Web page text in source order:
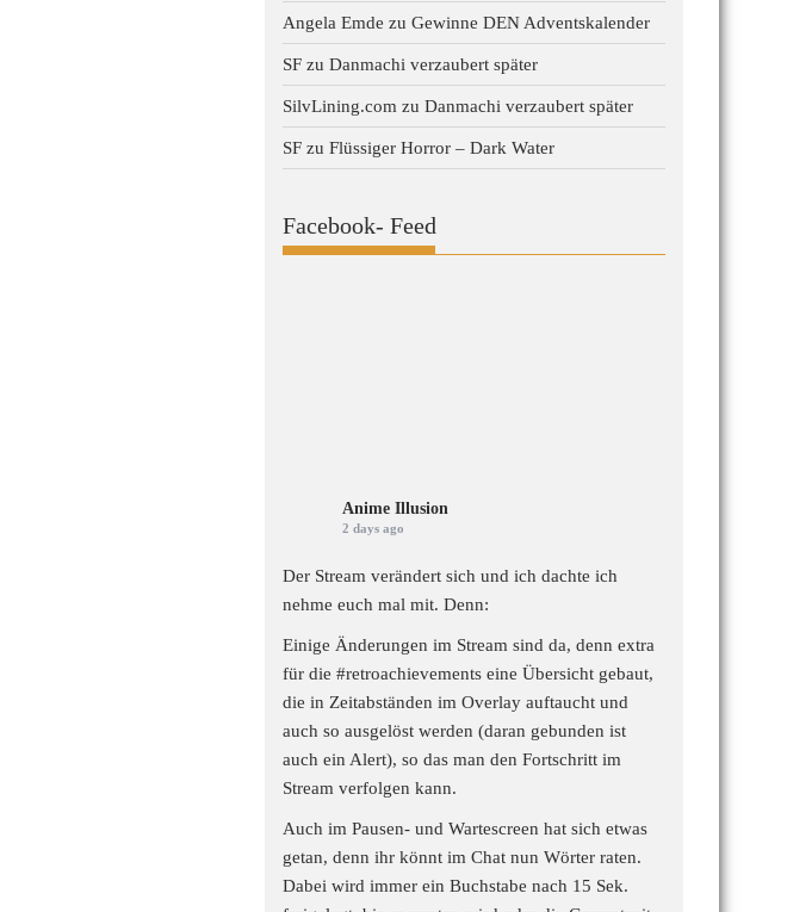
Angela Emde zu Gewinne DEN Adventskalender
SF zu Danmachi verzaubert später
SilvLining.com zu Danmachi verzaubert später
SF zu Flüssiger Horror – Dark Water
Facebook- Feed
Anime Illusion
2 days ago
Der Stream verändert sich und ich dachte ich
nehme euch mal mit. Denn:
Einige Änderungen im Stream sind da, denn extra
für die #retroachievements eine Übersicht gebaut,
die in Zeitabständen im Overlay auftaucht und
auch so ausgelöst werden (daran gebunden ist
auch ein Alert), so das man den Fortschritt im
Stream verfolgen kann.
Auch im Pausen- und Wartescreen hat sich etwas
getan, denn ihr könnt im Chat nun Wörter raten.
Dabei wird immer ein Buchstabe nach 15 Sek.